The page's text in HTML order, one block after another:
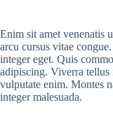
Enim sit amet venenatis
arcu cursus vitae
integer eget. Quis
adipiscing. Viverra tellus
vulputate enim. Montes
integer malesuada.